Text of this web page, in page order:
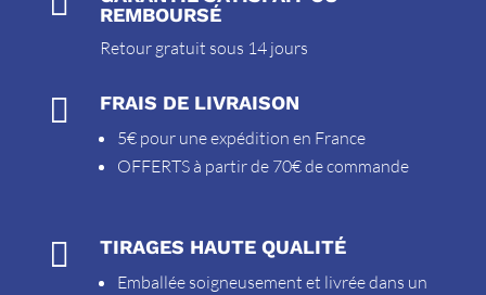
REMBOURSÉ
Retour gratuit sous 14 jours
 FRAIS DE LIVRAISON
5€ pour une expédition en France
OFFERTS à partir de 70€ de commande
 TIRAGES HAUTE QUALITÉ
Emballée soigneusement et livrée dans un